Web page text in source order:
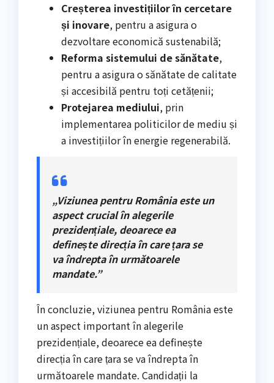
Creșterea investițiilor în cercetare
și inovare, pentru a asigura o
dezvoltare economică sustenabilă;
Reforma sistemului de sănătate,
pentru a asigura o sănătate de calitate
și accesibilă pentru toți cetățenii;
Protejarea mediului, prin
implementarea politicilor de mediu și
a investițiilor în energie regenerabilă.
„Viziunea pentru România este un
aspect crucial în alegerile
prezidențiale, deoarece ea
definește direcția în care țara se
va îndrepta în următoarele
mandate.”
În concluzie, viziunea pentru România este
un aspect important în alegerile
prezidențiale, deoarece ea definește
direcția în care țara se va îndrepta în
următoarele mandate. Candidații la